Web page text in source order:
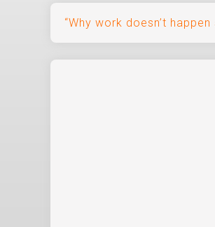
Navegación
de
“Why work doesn’t happen